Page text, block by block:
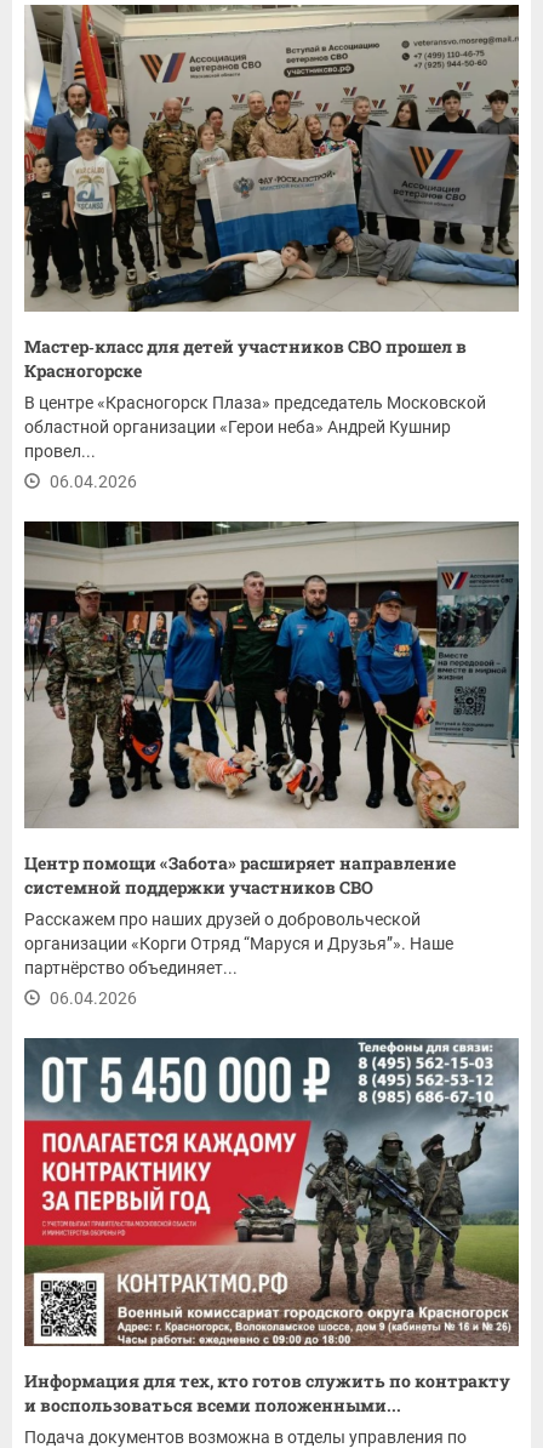
Мастер‑класс для детей участников СВО прошел в
Красногорске
В центре «Красногорск Плаза» председатель Московской
областной организации «Герои неба» Андрей Кушнир
провел...
06.04.2026
Центр помощи «Забота» расширяет направление
системной поддержки участников СВО
Расскажем про наших друзей о добровольческой
организации «Корги Отряд “Маруся и Друзья”». Наше
партнёрство объединяет...
06.04.2026
Информация для тех, кто готов служить по контракту
и воспользоваться всеми положенными...
Подача документов возможна в отделы управления по